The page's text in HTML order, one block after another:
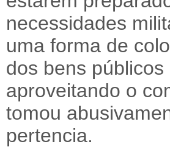
necessidades
uma forma de
dos bens
aproveitando o
tomou
pertencia.